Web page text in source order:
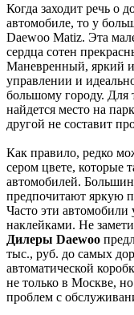
Когда заходит речь о
автомобиле, то у
Daewoo Matiz. Эта
сердца сотен
Маневренный, яркий
управлении и
большому городу. Для
найдется место на
другой не составит
Как правило, редко
сером цвете, которые
автомобилей.
предпочитают яркую
Часто эти
наклейками. Не
Дилеры Daewoo
тыс., руб. до самых
автоматической
не только в Москве,
проблем с